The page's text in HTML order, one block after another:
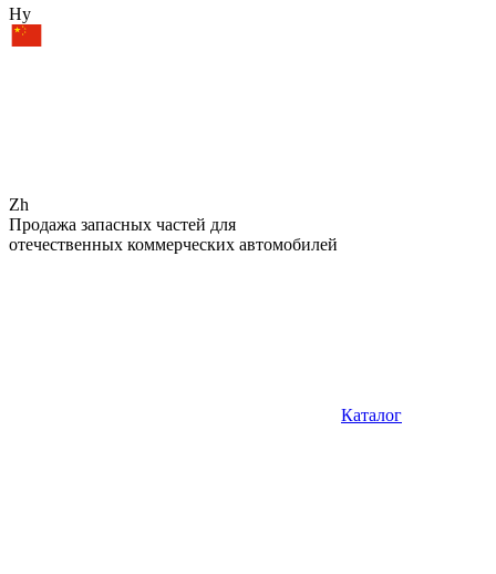
Hy
Zh
Продажа запасных частей для
отечественных коммерческих автомобилей
Каталог